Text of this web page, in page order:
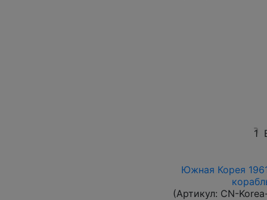
1
Южная Корея
(Артикул: CN-